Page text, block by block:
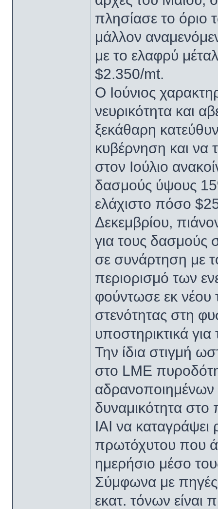
πλησίασε το όριο
μάλλον
με το ελαφρύ
$2.350/mt.
Ο Ιούνιος
νευρικότητα και
ξεκάθαρη
κυβέρνηση και να
στον Ιούλιο
δασμούς ύψους
ελάχιστο πόσο
Δεκεμβρίου,
για τους δασμούς
σε συνάρτηση με
περιορισμό των
φούντωσε εκ νέου
στενότητας στη
υποστηρικτικά
Την ίδια στιγμή
στο LME
δυναμικότητα στο
IAI να καταγράψει
πρωτόχυτου που
ημερήσιο μέσο
Σύμφωνα με
εκατ. τόνων είναι